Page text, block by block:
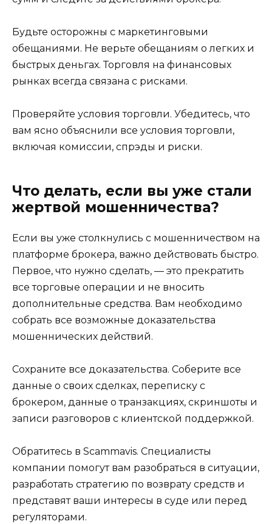
Будьте осторожны с маркетинговыми
обещаниями. Не верьте обещаниям о легких и
быстрых деньгах. Торговля на финансовых
рынках всегда связана с рисками.
Проверяйте условия торговли. Убедитесь, что
вам ясно объяснили все условия торговли,
включая комиссии, спрэды и риски.
Что делать, если вы уже стали
жертвой мошенничества?
Если вы уже столкнулись с мошенничеством на
платформе брокера, важно действовать быстро.
Первое, что нужно сделать, — это прекратить
все торговые операции и не вносить
дополнительные средства. Вам необходимо
собрать все возможные доказательства
мошеннических действий.
Сохраните все доказательства. Соберите все
данные о своих сделках, переписку с
брокером, данные о транзакциях, скриншоты и
записи разговоров с клиентской поддержкой.
Обратитесь в Scammavis. Специалисты
компании помогут вам разобраться в ситуации,
разработать стратегию по возврату средств и
представят ваши интересы в суде или перед
регуляторами.